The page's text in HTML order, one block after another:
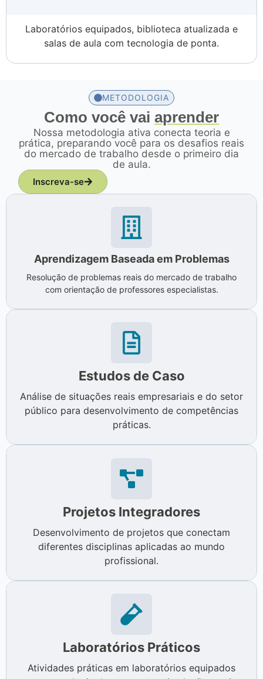
Laboratórios equipados, biblioteca atualizada e
salas de aula com tecnologia de ponta.
METODOLOGIA
Como você vai aprender
Nossa metodologia ativa conecta teoria e
prática, preparando você para os desafios reais
do mercado de trabalho desde o primeiro dia
de aula.
Inscreva-se
Aprendizagem Baseada em Problemas
Resolução de problemas reais do mercado de trabalho
com orientação de professores especialistas.
Estudos de Caso
Análise de situações reais empresariais e do setor
público para desenvolvimento de competências
práticas.
Projetos Integradores
Desenvolvimento de projetos que conectam
diferentes disciplinas aplicadas ao mundo
profissional.
Laboratórios Práticos
Atividades práticas em laboratórios equipados